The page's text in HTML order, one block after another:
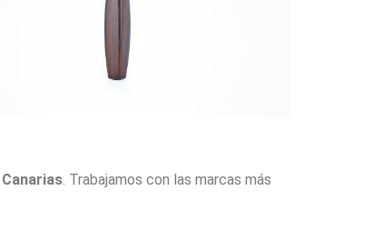
Canarias. Trabajamos con las marcas más